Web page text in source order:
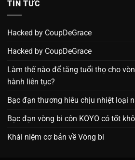
TIN TỨC
Hacked by CoupDeGrace
Hacked by CoupDeGrace
Làm thế nào để tăng tuổi thọ cho
hành liên tục?
Bạc đạn thương hiêu chịu nhiệt loại
Bạc đạn vòng bi côn KOYO có tốt
Khái niệm cơ bản về Vòng bi